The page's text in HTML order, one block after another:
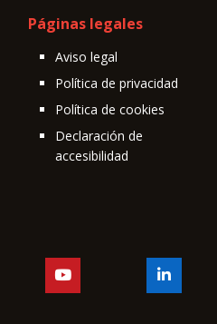
Páginas legales
Aviso legal
Política de privacidad
Política de cookies
Declaración de
accesibilidad